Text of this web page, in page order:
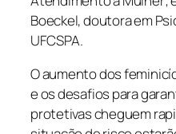
Boeckel, doutora em
UFCSPA.
O aumento dos
e os desafios para
protetivas cheguem